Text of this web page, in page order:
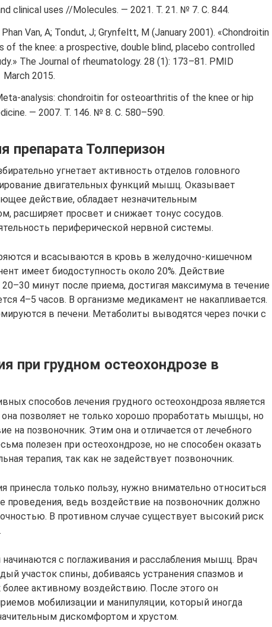
clinical uses //Molecules. — 2021. Т. 21. № 7. С. 844.
Phan Van, A; Tondut, J; Grynfeltt, M (January 2001). «Chondroitin
of the knee: a prospective, double blind, placebo controlled
The Journal of rheumatology. 28 (1): 173–81. PMID
2015.
analysis: chondroitin for osteoarthritis of the knee or hip
— 2007. Т. 146. № 8. С. 580–590.
препарата Толперизон
угнетает активность отделов головного
двигательных функций мышц. Оказывает
действие, обладает незначительным
расширяет просвет и снижает тонус сосудов.
периферической нервной системы.
и всасываются в кровь в желудочно-кишечном
имеет биодоступность около 20%. Действие
20–30 минут после приема, достигая максимума в течение
4–5 часов. В организме медикамент не накапливается.
в печени. Метаболиты выводятся через почки с
при грудном остеохондрозе в
способов лечения грудного остеохондроза является
она позволяет не только хорошо проработать мышцы, но
на позвоночник. Этим она и отличается от лечебного
полезен при остеохондрозе, но не способен оказать
терапия, так как не задействует позвоночник.
принесла только пользу, нужно внимательно относиться
проведения, ведь воздействие на позвоночник должно
В противном случае существует высокий риск
с поглаживания и расслабления мышц. Врач
участок спины, добиваясь устранения спазмов и
более активному воздействию. После этого он
мобилизации и манипуляции, который иногда
дискомфортом и хрустом.